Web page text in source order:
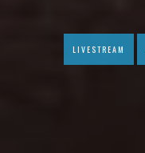
LIVESTREAM